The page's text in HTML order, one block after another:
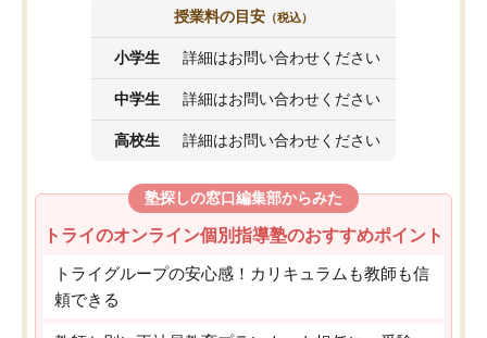
授業料の目安 （税込）
小学生 詳細はお問い合わせください
中学生 詳細はお問い合わせください
高校生 詳細はお問い合わせください
塾探しの窓口編集部からみた
トライのオンライン個別指導塾のおすすめポイント
トライグループの安心感！カリキュラムも教師も信
頼できる